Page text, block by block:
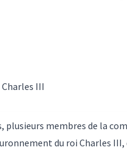
III
plusieurs membres de la
du roi Charles